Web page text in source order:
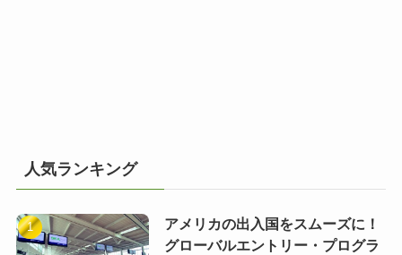
人気ランキング
アメリカの出入国をスムーズに！
グローバルエントリー・プログラ